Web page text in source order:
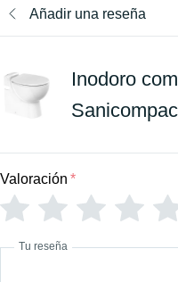
Añadir una reseña
Inodoro
Valoración *
Tu reseña